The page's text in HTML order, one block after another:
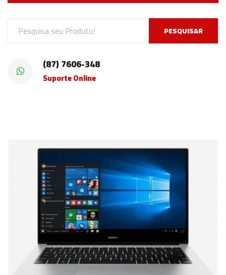
PESQUISAR
(87) 7606-348
Suporte Online